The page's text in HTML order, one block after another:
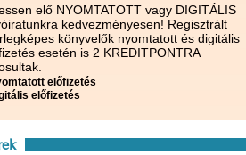
elő NYOMTATOTT vagy DIGITÁLIS
kedvezményesen! Regisztrált
könyvelők nyomtatott és digitális
esetén is 2 KREDITPONTRA
előfizetés
előfizetés